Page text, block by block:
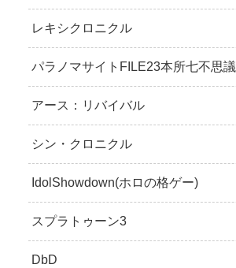
レキシクロニクル
パラノマサイトFILE23本所七不思議
アース：リバイバル
シン・クロニクル
IdolShowdown(ホロの格ゲー)
スプラトゥーン3
DbD